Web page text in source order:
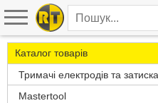
Каталог товарів
Тримачі електродів та
Mastertool